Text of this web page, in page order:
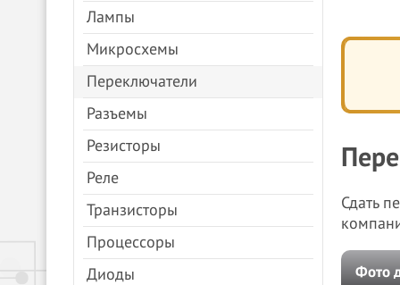
Лампы
Микросхемы
Переключатели
Разъемы
Резисторы
Реле
Транзисторы
Процессоры
Диоды
Сдать
Фото